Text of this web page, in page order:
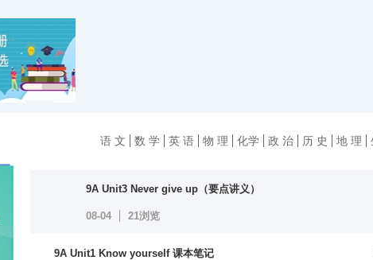
语 文 数 学 英 语 物 理 化学 政 治 历 史 地 理
9A Unit3 Never give up（要点讲义）
08-04 21浏览
9A Unit1 Know yourself 课本笔记